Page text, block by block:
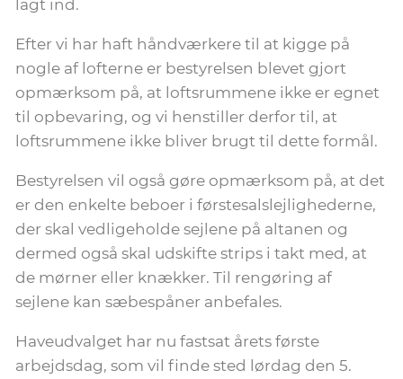
lagt ind.
Efter vi har haft håndværkere til at kigge på
nogle af lofterne er bestyrelsen blevet gjort
opmærksom på, at loftsrummene ikke er egnet
til opbevaring, og vi henstiller derfor til, at
loftsrummene ikke bliver brugt til dette formål.
Bestyrelsen vil også gøre opmærksom på, at det
er den enkelte beboer i førstesalslejlighederne,
der skal vedligeholde sejlene på altanen og
dermed også skal udskifte strips i takt med, at
de mørner eller knækker. Til rengøring af
sejlene kan sæbespåner anbefales.
Haveudvalget har nu fastsat årets første
arbejdsdag, som vil finde sted lørdag den 5.